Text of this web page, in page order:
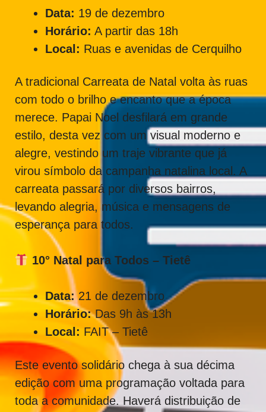
Data: 19 de dezembro
Horário: A partir das 18h
Local: Ruas e avenidas de Cerquilho
A tradicional Carreata de Natal volta às ruas
com todo o brilho e encanto que a época
merece. Papai Noel desfilará em grande
estilo, desta vez com um visual moderno e
alegre, vestindo um traje vibrante que já
virou símbolo da campanha natalina local. A
carreata passará por diversos bairros,
levando alegria, música e mensagens de
esperança para todos.
10° Natal para Todos – Tietê
Data:21 de dezembro
Horário:Das 9h às 13h
Local: FAIT – Tietê
Este evento solidário chega à sua décima
edição com uma programação voltada para
toda a comunidade. Haverá distribuição de